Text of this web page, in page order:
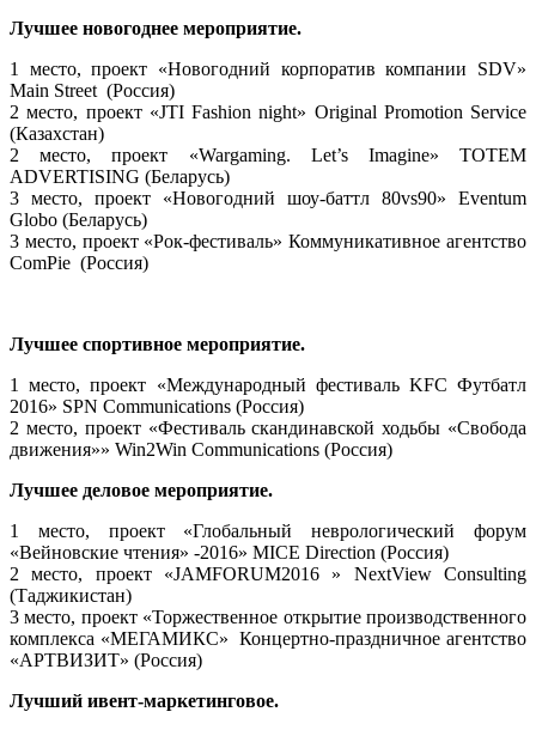
Лучшее новогоднее мероприятие.
1 место, проект «Новогодний корпоратив компании SDV»
Main Street (Россия)
2 место, проект «JTI Fashion night» Original Promotion Service
(Казахстан)
2 место, проект «Wargaming. Let’s Imagine» TOTEM
ADVERTISING (Беларусь)
3 место, проект «Новогодний шоу-баттл 80vs90» Eventum
Globo (Беларусь)
3 место, проект «Рок-фестиваль» Коммуникативное агентство
ComPie (Россия)
Лучшее спортивное мероприятие.
1 место, проект «Международный фестиваль KFC Футбатл
2016» SPN Communications (Россия)
2 место, проект «Фестиваль скандинавской ходьбы «Свобода
движения»» Win2Win Communications (Россия)
Лучшее деловое мероприятие.
1 место, проект «Глобальный неврологический форум
«Вейновские чтения» -2016» MICE Direction (Россия)
2 место, проект «JAMFORUM2016 » NextView Consulting
(Таджикистан)
3 место, проект «Торжественное открытие производственного
комплекса «МЕГАМИКС» Концертно-праздничное агентство
«АРТВИЗИТ» (Россия)
Лучший ивент-маркетинговое.